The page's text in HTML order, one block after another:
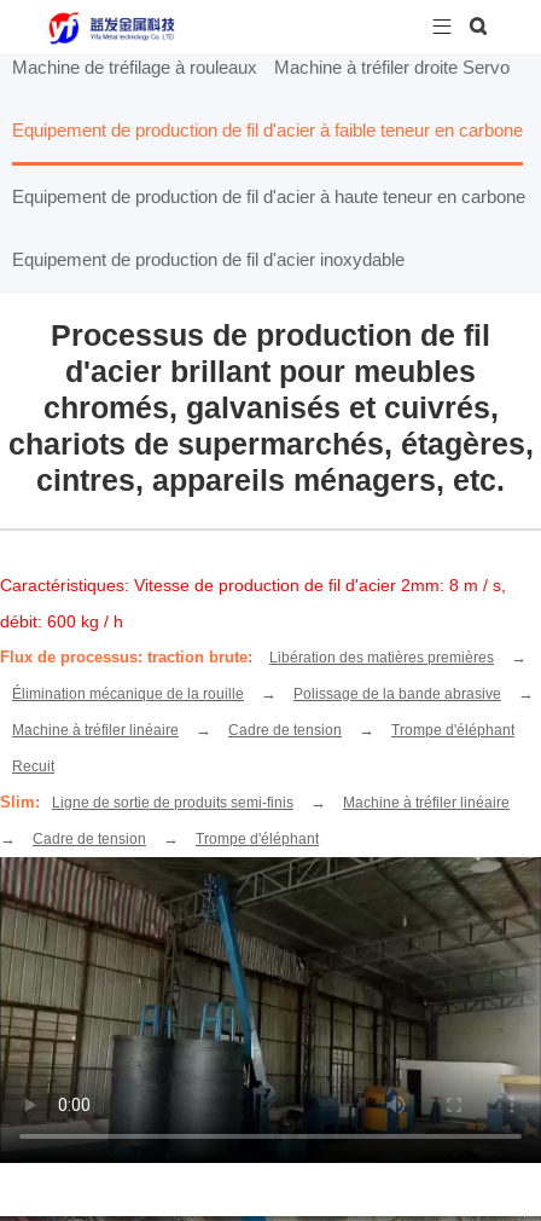
 
Machine de tréfilage à rouleaux Machine à tréfiler droite Servo
Equipement de production de fil d'acier à faible teneur en carbone
Equipement de production de fil d'acier à haute teneur en carbone
Equipement de production de fil d'acier inoxydable
Processus de production de fil
d'acier brillant pour meubles
chromés, galvanisés et cuivrés,
chariots de supermarchés, étagères,
cintres, appareils ménagers, etc.
Caractéristiques: Vitesse de production de fil d'acier 2mm: 8 m / s,
débit: 600 kg / h
Flux de processus: traction brute: Libération des matières premières →
Élimination mécanique de la rouille → Polissage de la bande abrasive →
Machine à tréfiler linéaire → Cadre de tension → Trompe d'éléphant
Recuit
Slim: Ligne de sortie de produits semi-finis → Machine à tréfiler linéaire
→ Cadre de tension → Trompe d'éléphant